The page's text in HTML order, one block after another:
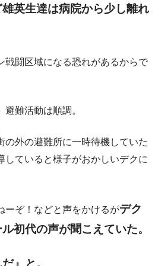
英生達は病院から少し離れ
戦闘区域になる恐れがあるからで
難活動は順調。
の外の避難所に一時待機していた
していると様子がおかしいデクに
ーぞ！などと声をかけるがデク
初代の声が聞こえていた。
』と。